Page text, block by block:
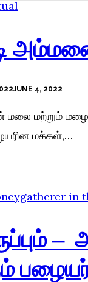
JUNE 4, 2022
மற்றும் மழை
மக்கள்,…
பழையர்